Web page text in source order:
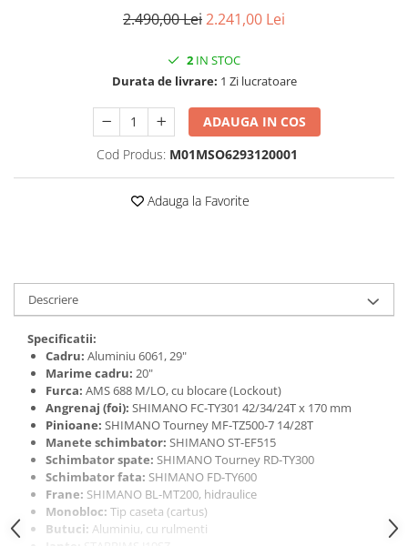
Anvelope biciclete/scuter electrice
Camere biciclete electrice
Camere trotinete
Discuri frana trotinete
Mufe de incarcare
Piese trotinete
Placute frana trotinete
Protectii, huse si plastice trotinete
Roti trotinete electrice
Scule
Anvelope-Camere
Anvelope
10"
12" - 12.5"
2.490,00 Lei2.241,00 Lei
2 IN STOC
Durata de livrare: 1 Zi lucratoare
ADAUGA IN COS
Cod Produs: M01MSO6293120001
Adauga la Favorite
Descriere
Specificatii:
Cadru: Aluminiu 6061, 29"
Marime cadru: 20"
Furca: AMS 688 M/LO, cu blocare (Lockout)
Angrenaj (foi): SHIMANO FC-TY301 42/34/24T x 170 mm
Pinioane: SHIMANO Tourney MF-TZ500-7 14/28T
Manete schimbator: SHIMANO ST-EF515
Schimbator spate: SHIMANO Tourney RD-TY300
Schimbator fata: SHIMANO FD-TY600
Frane: SHIMANO BL-MT200, hidraulice
Monobloc: Tip caseta (cartus)
Butuci: Aluminiu, cu rulmenti